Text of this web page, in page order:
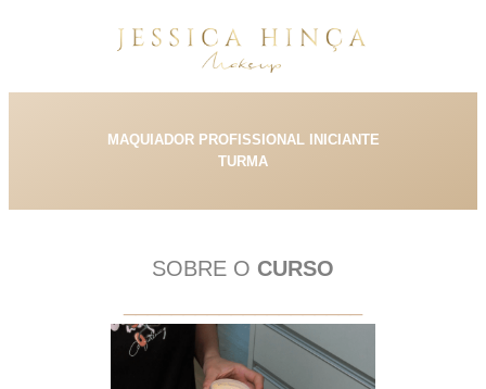
MAQUIADOR PROFISSIONAL INICIANTE
TURMA
SOBRE O CURSO